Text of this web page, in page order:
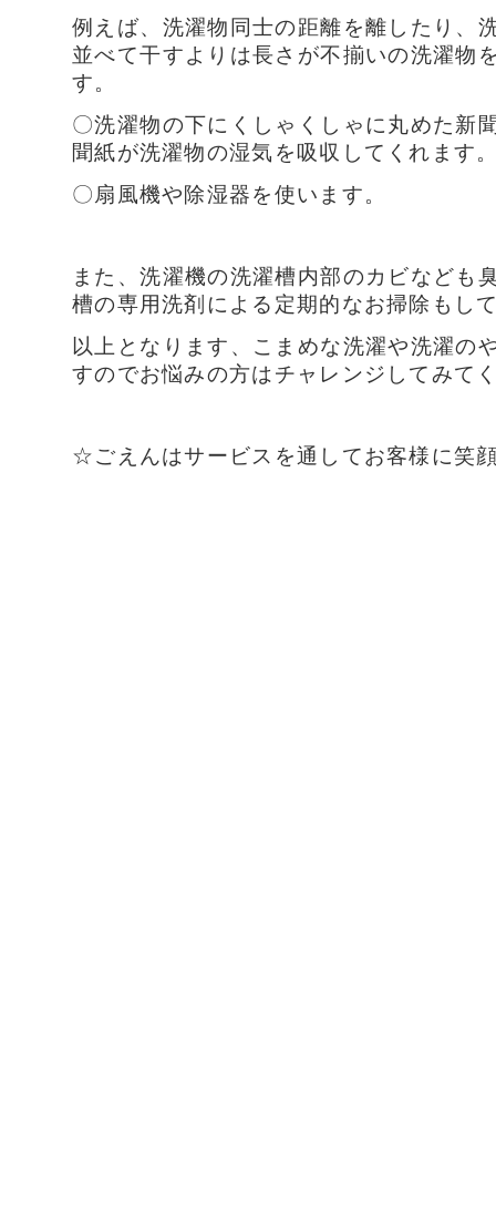
例えば、洗濯物同士の距離を離したり、
並べて干すよりは長さが不揃いの洗濯物
す。
〇洗濯物の下にくしゃくしゃに丸めた新
聞紙が洗濯物の湿気を吸収してくれます
〇扇風機や除湿器を使います。
また、洗濯機の洗濯槽内部のカビなども
槽の専用洗剤による定期的なお掃除もし
以上となります、こまめな洗濯や洗濯の
すのでお悩みの方はチャレンジしてみて
☆ごえんはサービスを通してお客様に笑